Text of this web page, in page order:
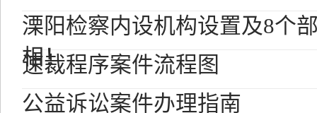
溧阳检察内设机构设置及8个
相！
速裁程序案件流程图
公益诉讼案件办理指南